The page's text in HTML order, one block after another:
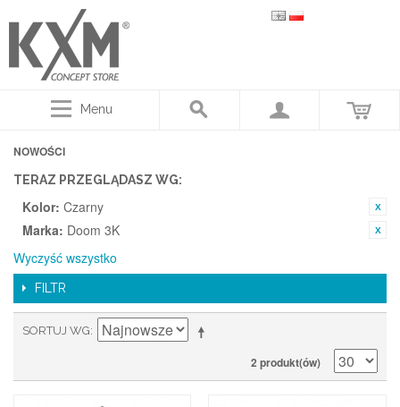
Menu
NOWOŚCI
TERAZ PRZEGLĄDASZ WG:
Kolor: Czarny
Marka: Doom 3K
Wyczyść wszystko
FILTR
SORTUJ WG
2 produkt(ów)